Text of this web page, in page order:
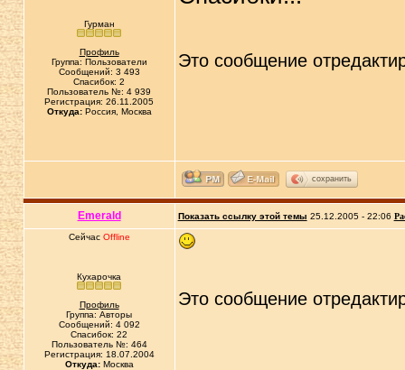
Гурман
Профиль
Группа: Пользователи
Сообщений: 3 493
Спасибок: 2
Пользователь №: 4 939
Регистрация: 26.11.2005
Откуда:Россия, Москва
Это сообщение
сохранить
Emerald Показать ссылку этой темы 25.12.2005 - 22:06
Сейчас Offline
Кухарочка
Профиль
Группа: Авторы
Сообщений: 4 092
Спасибок: 22
Пользователь №: 464
Регистрация: 18.07.2004
Откуда:Москва
Это сообщение